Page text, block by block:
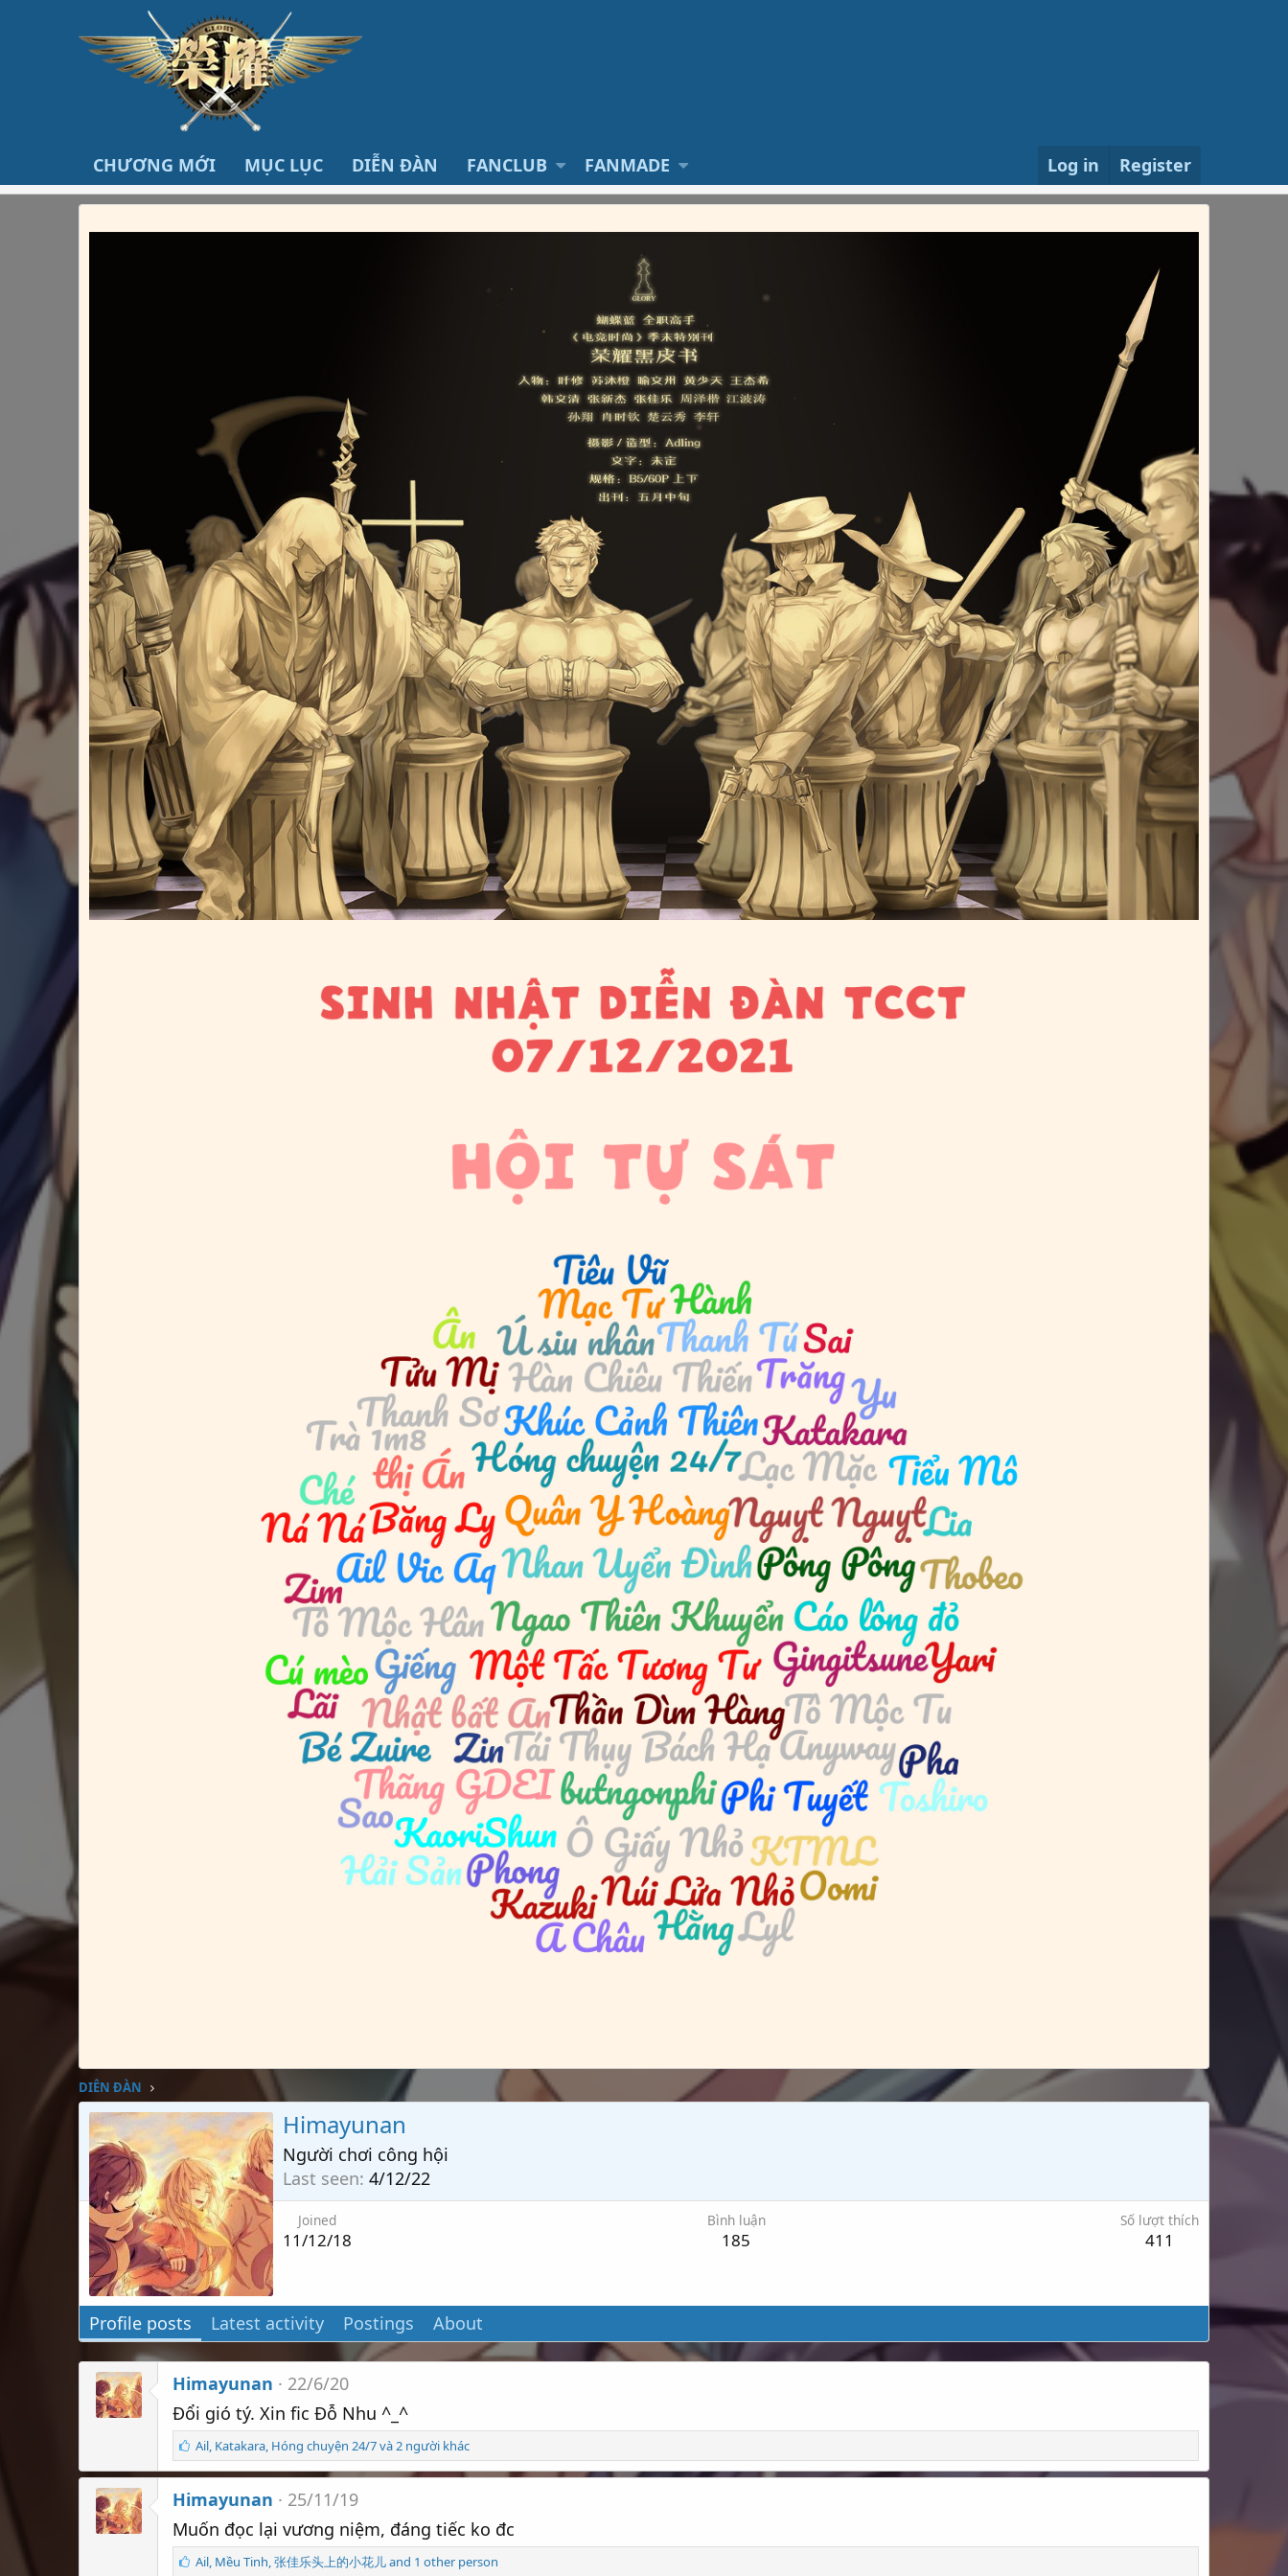
CHƯƠNG MỚI MỤC LỤC DIỄN ĐÀN FANCLUB FANMADE Log in Register
DIỄN ĐÀN
Himayunan
Người chơi công hội
Last seen 4/12/22
Joined
11/12/18
Bình luận
185
Số lượt thích
411
Profile posts Latest activity Postings About
Himayunan
22/6/20
Đổi gió tý. Xin fic Đỗ Nhu ^_^
S
ố
l
ư
t
t
h
Ail, Katakara, Hóng chuyện 24/7 và 2 người khác
Himayunan
25/11/19
Muốn đọc lại vương niệm, đáng tiếc ko đc
S
Ail, Mều Tinh,张佳乐头上的小花儿 and 1 other person